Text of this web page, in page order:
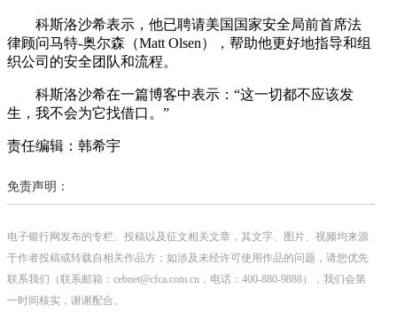
科斯洛沙希表示，他已聘请美国国家安全局前首席法
律顾问马特-奥尔森（Matt Olsen），帮助他更好地指导和组
织公司的安全团队和流程。
科斯洛沙希在一篇博客中表示：“这一切都不应该发
生，我不会为它找借口。”
责任编辑：韩希宇
免责声明：
电子银行网发布的专栏、投稿以及征文相关文章，其文字、图片、视频均来源
于作者投稿或转载自相关作品方；如涉及未经许可使用作品的问题，请您优先
联系我们（联系邮箱：cebnet@cfca.com.cn，电话：400-880-9888），我们会第
一时间核实，谢谢配合。